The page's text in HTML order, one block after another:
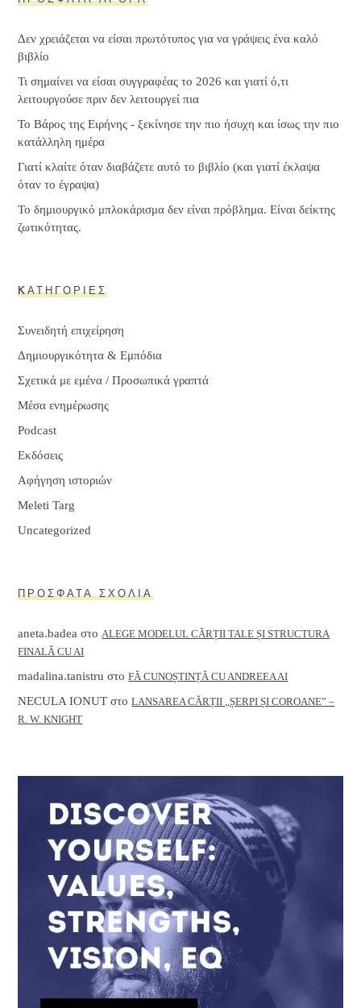
Δεν χρειάζεται να είσαι πρωτότυπος για να γράψεις ένα καλό
βιβλίο
Τι σημαίνει να είσαι συγγραφέας το 2026 και γιατί ό,τι
λειτουργούσε πριν δεν λειτουργεί πια
Το Βάρος της Ειρήνης - ξεκίνησε την πιο ήσυχη και ίσως την πιο
κατάλληλη ημέρα
Γιατί κλαίτε όταν διαβάζετε αυτό το βιβλίο (και γιατί έκλαψα
όταν το έγραψα)
Το δημιουργικό μπλοκάρισμα δεν είναι πρόβλημα. Είναι δείκτης
ζωτικότητας.
KΑΤΗΓΟΡΊΕΣ
Συνειδητή επιχείρηση
Δημιουργικότητα & Εμπόδια
Σχετικά με εμένα / Προσωπικά γραπτά
Μέσα ενημέρωσης
Podcast
Εκδόσεις
Αφήγηση ιστοριών
Meleti Targ
Uncategorized
ΠΡΌΣΦΑΤΑ ΣΧΌΛΙΑ
aneta.badea στοALEGE MODELUL CĂRȚII TALE ȘI STRUCTURA
FINALĂ CU AI
madalina.tanistru στοFĂ CUNOȘTINȚĂ CU ANDREEA AI
NECULA IONUT στοLANSAREA CĂRȚII „ȘERPI ȘI COROANE” –
R. W. KNIGHT